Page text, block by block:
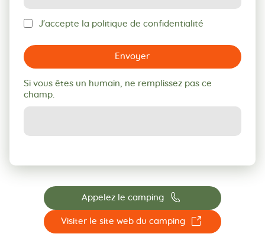
J'accepte la politique de confidentialité
Envoyer
Si vous êtes un humain, ne remplissez pas ce
champ.
Appelez le camping 📞
Visiter le site web du camping ☐